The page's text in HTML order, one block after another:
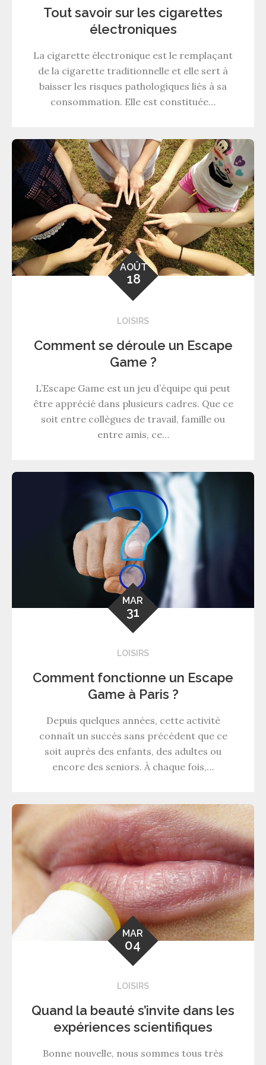
Tout savoir sur les cigarettes
électroniques
La cigarette électronique est le remplaçant
de la cigarette traditionnelle et elle sert à
baisser les risques pathologiques liés à sa
consommation. Elle est constituée…
AOÛT
18
LOISIRS
Comment se déroule un Escape
Game ?
L’Escape Game est un jeu d’équipe qui peut
être apprécié dans plusieurs cadres. Que ce
soit entre collègues de travail, famille ou
entre amis, ce…
MAR
31
LOISIRS
Comment fonctionne un Escape
Game à Paris ?
Depuis quelques années, cette activité
connaît un succès sans précédent que ce
soit auprès des enfants, des adultes ou
encore des seniors. À chaque fois,…
MAR
04
LOISIRS
Quand la beauté s’invite dans les
expériences scientifiques
Bonne nouvelle, nous sommes tous très